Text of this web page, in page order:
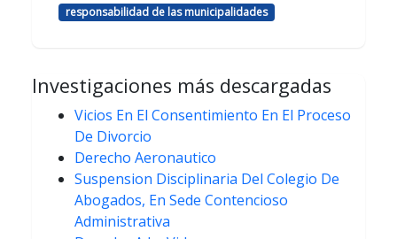
responsabilidad de las municipalidades
Investigaciones más descargadas
Vicios En El Consentimiento En El Proceso
De Divorcio
Derecho Aeronautico
Suspension Disciplinaria Del Colegio De
Abogados, En Sede Contencioso
Administrativa